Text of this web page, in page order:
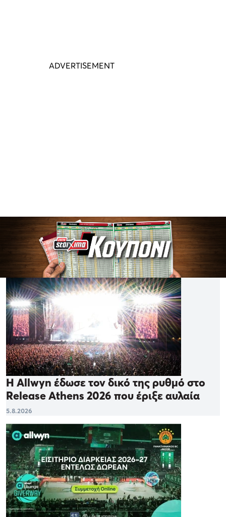
Η Allwyn έδωσε τον δικό της ρυθμό στο
Release Athens 2026 που έριξε αυλαία
5.8.2026